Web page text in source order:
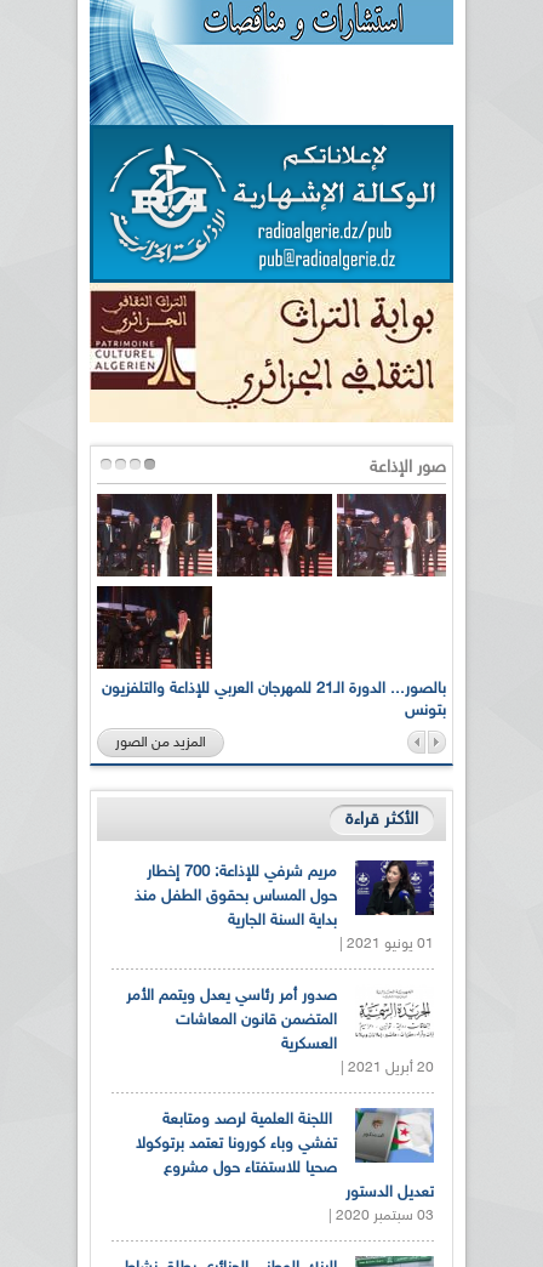
صور الإذاعة
بالصور... الدورة الـ21 للمهرجان العربي للإذاعة والتلفزيون
بتونس
المزيد من الصور
الأكثر قراءة
مريم شرفي للإذاعة: 700 إخطار
حول المساس بحقوق الطفل منذ
بداية السنة الجارية
01 يونيو 2021 |
صدور أمر رئاسي يعدل ويتمم الأمر
المتضمن قانون المعاشات
العسكرية
20 أبريل 2021 |
اللجنة العلمية لرصد ومتابعة
تفشي وباء كورونا تعتمد برتوكولا
صحيا للاستفتاء حول مشروع
تعديل الدستور
03 سبتمبر 2020 |